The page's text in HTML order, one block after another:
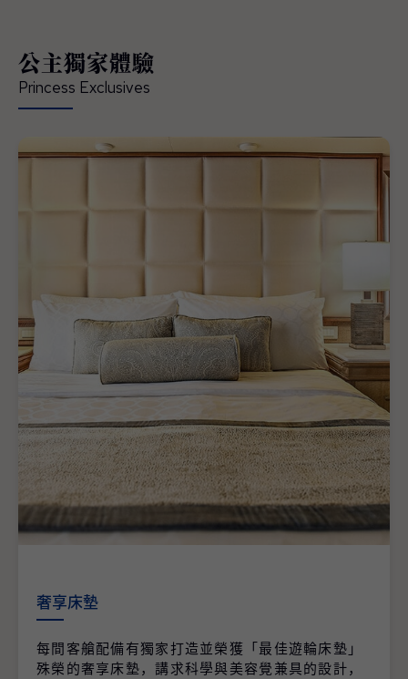
公主獨家體驗
Princess Exclusives
奢享床墊
每間客艙配備有獨家打造並榮獲「最佳遊輪床墊」
殊榮的奢享床墊，講求科學與美容覺兼具的設計，